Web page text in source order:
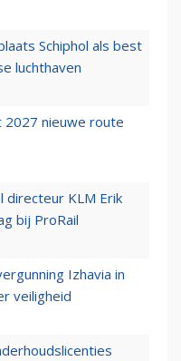
Schiphol als best
luchthaven
2027 nieuwe route
directeur KLM Erik
bij ProRail
Izhavia in
veiligheid